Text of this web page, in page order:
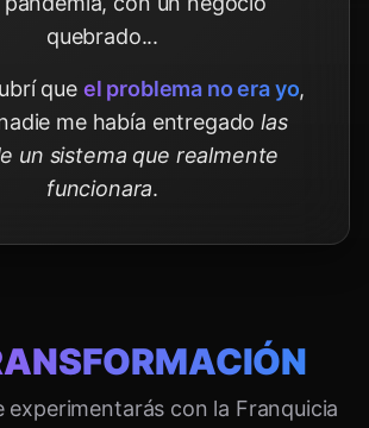
quebrado...
que el problema no era yo,
me había entregadolas
un sistema que realmente
funcionara.
experimentarás con la Franquicia